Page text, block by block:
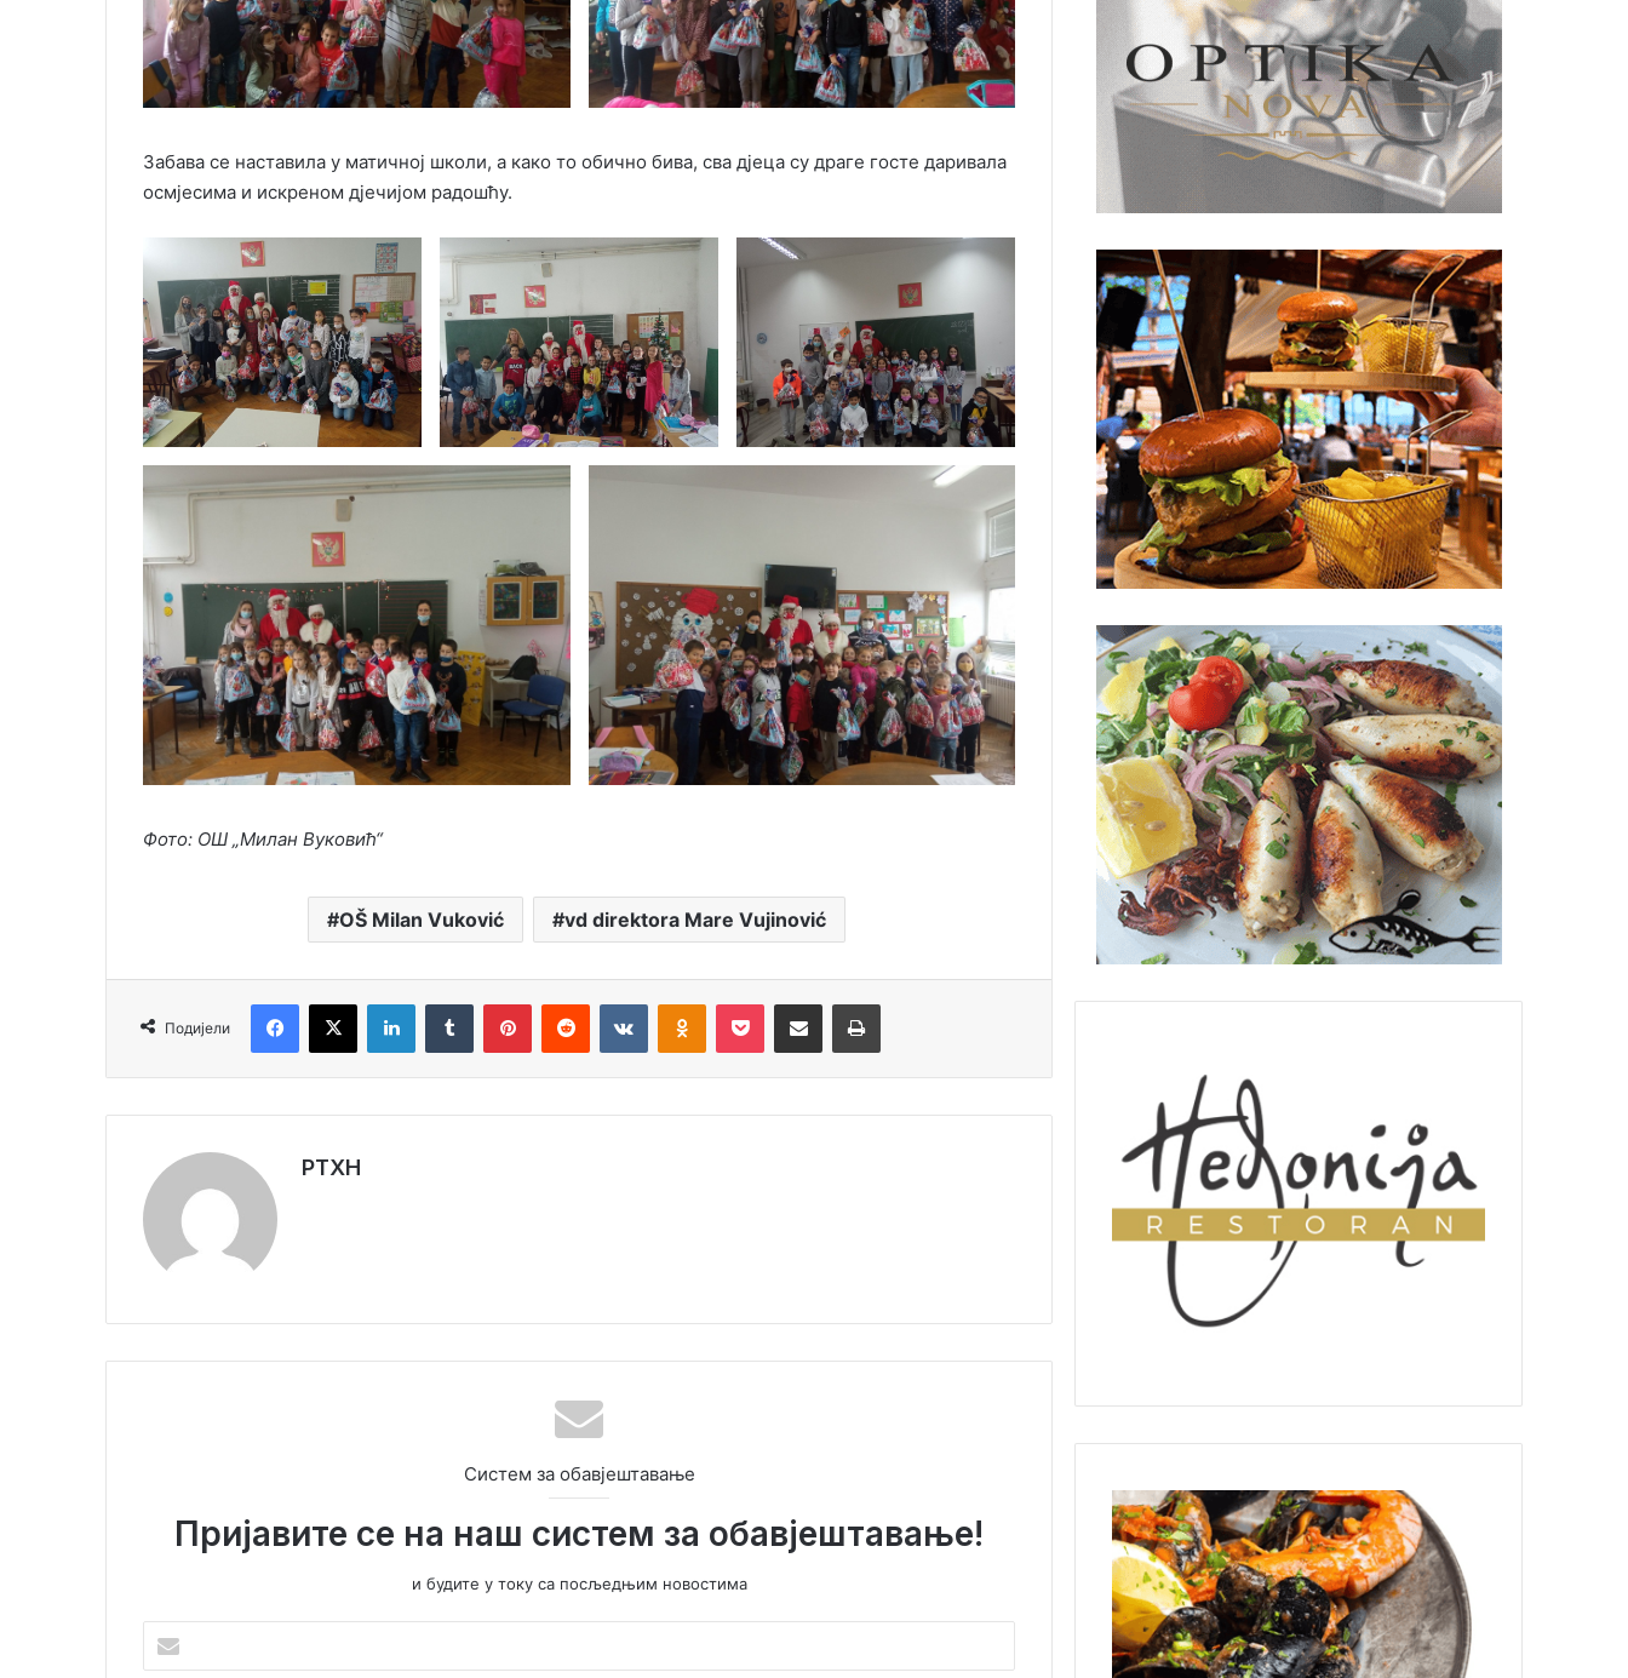
Забава се наставила у матичној школи, а како то обично бива, сва дјеца су драге госте даривала
осмјесима и искреном дјечијом радошћу.
Фото: ОШ „Милан Вуковић“
OŠ Milan Vuković vd direktora Mare Vujinović
Подијели
Facebook
X LinkedInTumblr PinterestReddit VKontakteOdnoklassniki
Pocket Подијели путем емаилаШтампај
РТХН
Систем за обавјештавање
Пријавите се на наш систем за обавјештавање!
и будите у току са посљедњим новостима
Вашу